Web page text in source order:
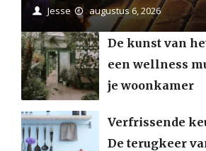
Jesse augustus 6, 2026
De kunst van
een wellness
je woonkamer
Verfrissende
De terugkeer